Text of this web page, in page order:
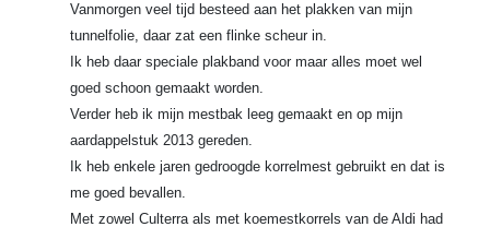
Vanmorgen veel tijd besteed aan het plakken van mijn
tunnelfolie, daar zat een flinke scheur in.
Ik heb daar speciale plakband voor maar alles moet wel
goed schoon gemaakt worden.
Verder heb ik mijn mestbak leeg gemaakt en op mijn
aardappelstuk 2013 gereden.
Ik heb enkele jaren gedroogde korrelmest gebruikt en dat is
me goed bevallen.
Met zowel Culterra als met koemestkorrels van de Aldi had